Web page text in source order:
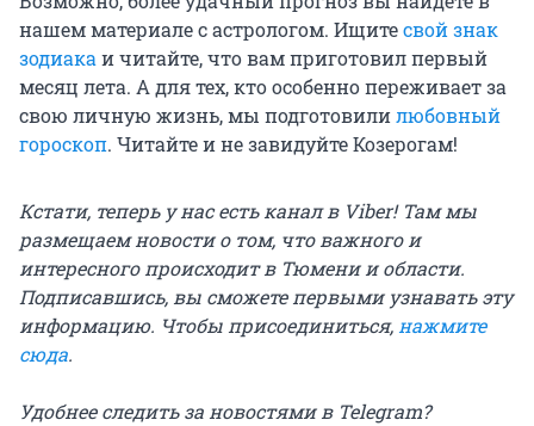
нашем материале с астрологом. Ищитесвой знак
зодиакаи читайте, что вам приготовил первый
месяц лета. А для тех, кто особенно переживает за
свою личную жизнь, мы подготовилилюбовный
гороскоп. Читайте и не завидуйте Козерогам!
Кстати, теперь у нас есть канал в Viber! Там мы
размещаем новости о том, что важного и
интересного происходит в Тюмени и области.
Подписавшись, вы сможете первыми узнавать эту
информацию. Чтобы присоединиться,нажмите
сюда.
Удобнее следить за новостями в Telegram?